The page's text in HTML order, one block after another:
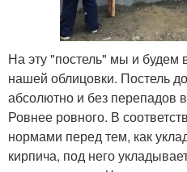
На эту "постель" мы и
нашей облицовки. Постель
абсолютно и без перепадов
Ровнее ровного. В
нормами перед тем, как
кирпича, под него